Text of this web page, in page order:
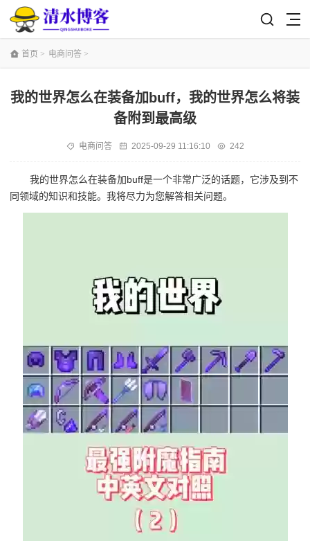
首页 > 电商问答 >
我的世界怎么在装备加buff，我的世界怎么将装
备附到最高级
电商问答 2025-09-29 11:16:10 242
我的世界怎么在装备加buff是一个非常广泛的话题，它涉及到不
同领域的知识和技能。我将尽力为您解答相关问题。